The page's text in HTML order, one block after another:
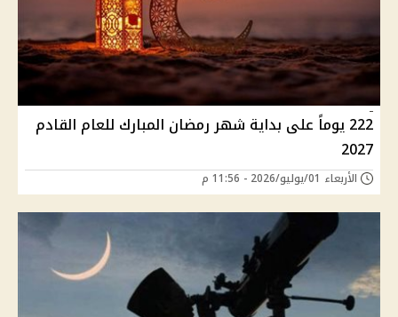
222 يوماً على بداية شهر رمضان المبارك للعام القادم
2027
الأربعاء 01/يوليو/2026 - 11:56 م